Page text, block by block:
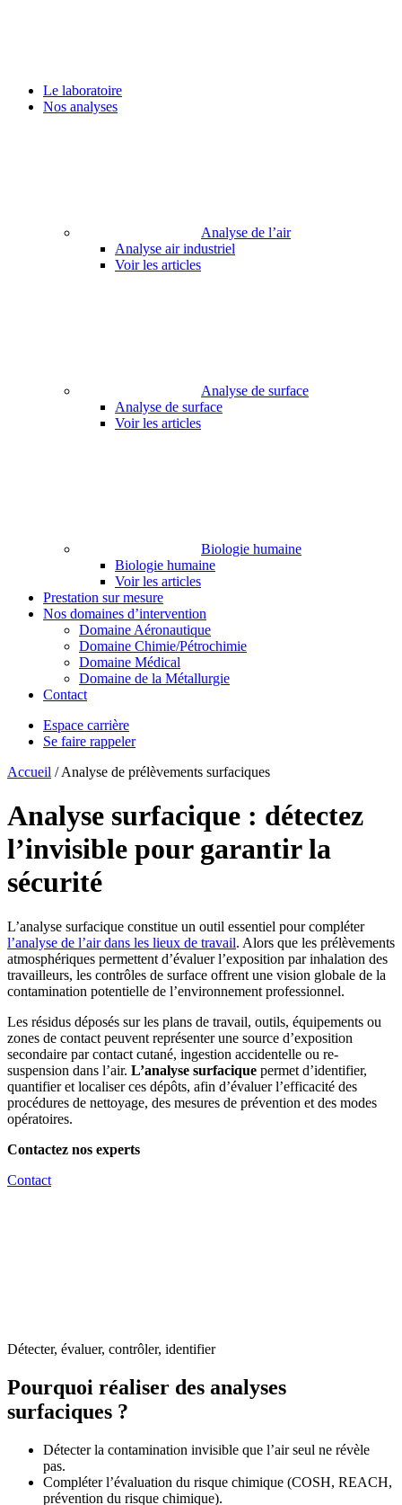
Le laboratoire
Nos analyses
Analyse de l’air
Analyse air industriel
Voir les articles
Analyse de surface
Analyse de surface
Voir les articles
Biologie humaine
Biologie humaine
Voir les articles
Prestation sur mesure
Nos domaines d’intervention
Domaine Aéronautique
Domaine Chimie/Pétrochimie
Domaine Médical
Domaine de la Métallurgie
Contact
Espace carrière
Se faire rappeler
Accueil /Analyse de prélèvements surfaciques
Analyse surfacique : détectez
l’invisible pour garantir la
sécurité
L’analyse surfacique constitue un outil essentiel pour compléter
l’analyse de l’air dans les lieux de travail. Alors que les prélèvements
atmosphériques permettent d’évaluer l’exposition par inhalation des
travailleurs, les contrôles de surface offrent une vision globale de la
contamination potentielle de l’environnement professionnel.
Les résidus déposés sur les plans de travail, outils, équipements ou
zones de contact peuvent représenter une source d’exposition
secondaire par contact cutané, ingestion accidentelle ou re-
suspension dans l’air. L’analyse surfacique permet d’identifier,
quantifier et localiser ces dépôts, afin d’évaluer l’efficacité des
procédures de nettoyage, des mesures de prévention et des modes
opératoires.
Contactez nos experts
Contact
Détecter, évaluer, contrôler, identifier
Pourquoi réaliser des analyses
surfaciques ?
Détecter la contamination invisible que l’air seul ne révèle
pas.
Compléter l’évaluation du risque chimique (COSH, REACH,
prévention du risque chimique).